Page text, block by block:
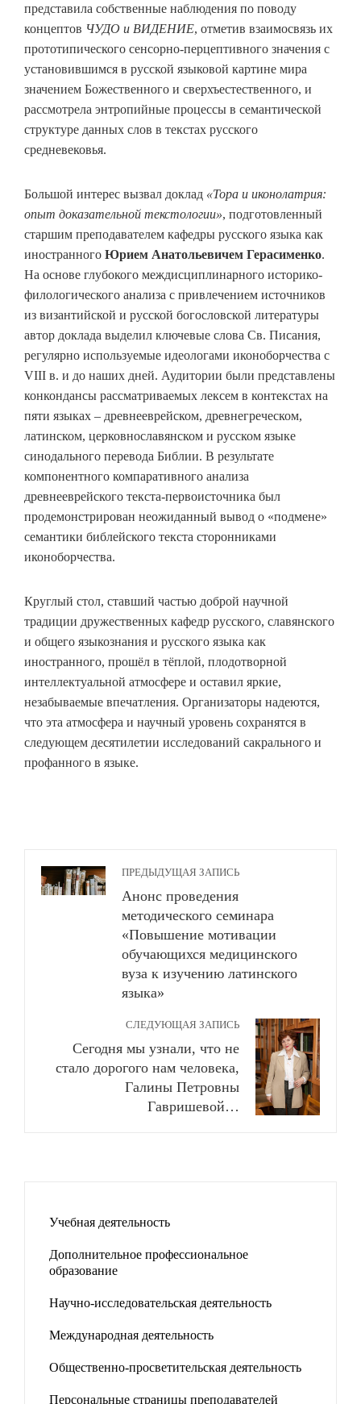
представила собственные наблюдения по поводу
концептов ЧУДО и ВИДЕНИЕ, отметив взаимосвязь их
прототипического сенсорно-перцептивного значения с
установившимся в русской языковой картине мира
значением Божественного и сверхъестественного, и
рассмотрела энтропийные процессы в семантической
структуре данных слов в текстах русского
средневековья.
Большой интерес вызвал доклад «Тора и иконолатрия:
опыт доказательной текстологии», подготовленный
старшим преподавателем кафедры русского языка как
иностранного Юрием Анатольевичем Герасименко.
На основе глубокого междисциплинарного историко-
филологического анализа с привлечением источников
из византийской и русской богословской литературы
автор доклада выделил ключевые слова Св. Писания,
регулярно используемые идеологами иконоборчества с
VIII в. и до наших дней. Аудитории были представлены
конкондансы рассматриваемых лексем в контекстах на
пяти языках – древнееврейском, древнегреческом,
латинском, церковнославянском и русском языке
синодального перевода Библии. В результате
компонентного компаративного анализа
древнееврейского текста-первоисточника был
продемонстрирован неожиданный вывод о «подмене»
семантики библейского текста сторонниками
иконоборчества.
Круглый стол, ставший частью доброй научной
традиции дружественных кафедр русского, славянского
и общего языкознания и русского языка как
иностранного, прошёл в тёплой, плодотворной
интеллектуальной атмосфере и оставил яркие,
незабываемые впечатления. Организаторы надеются,
что эта атмосфера и научный уровень сохранятся в
следующем десятилетии исследований сакрального и
профанного в языке.
ПРЕДЫДУЩАЯ ЗАПИСЬ
Анонс проведения
методического семинара
«Повышение мотивации
обучающихся медицинского
вуза к изучению латинского
языка»
СЛЕДУЮЩАЯ ЗАПИСЬ
Сегодня мы узнали, что не
стало дорогого нам человека,
Галины Петровны
Гавришевой…
Учебная деятельность
Дополнительное профессиональное
образование
Научно-исследовательская деятельность
Международная деятельность
Общественно-просветительская деятельность
Персональные страницы преподавателей